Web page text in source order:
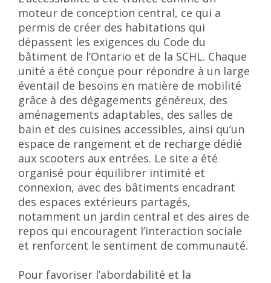
moteur de conception central, ce qui a
permis de créer des habitations qui
dépassent les exigences du Code du
bâtiment de l’Ontario et de la SCHL. Chaque
unité a été conçue pour répondre à un large
éventail de besoins en matière de mobilité
grâce à des dégagements généreux, des
aménagements adaptables, des salles de
bain et des cuisines accessibles, ainsi qu’un
espace de rangement et de recharge dédié
aux scooters aux entrées. Le site a été
organisé pour équilibrer intimité et
connexion, avec des bâtiments encadrant
des espaces extérieurs partagés,
notamment un jardin central et des aires de
repos qui encouragent l’interaction sociale
et renforcent le sentiment de communauté.
Pour favoriser l’abordabilité et la